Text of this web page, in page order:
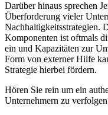
Darüber hinaus sprechen
Überforderung vieler
Nachhaltigkeitsstrategien.
Komponenten ist oftmals
ein und Kapazitäten zur
Form von externer Hilfe
Strategie hierbei fördern.
Hören Sie rein um ein
Unternehmern zu